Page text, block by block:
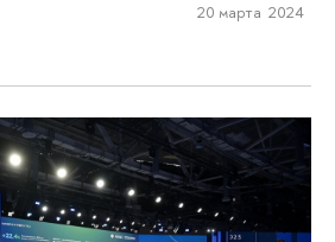
20 марта 2024